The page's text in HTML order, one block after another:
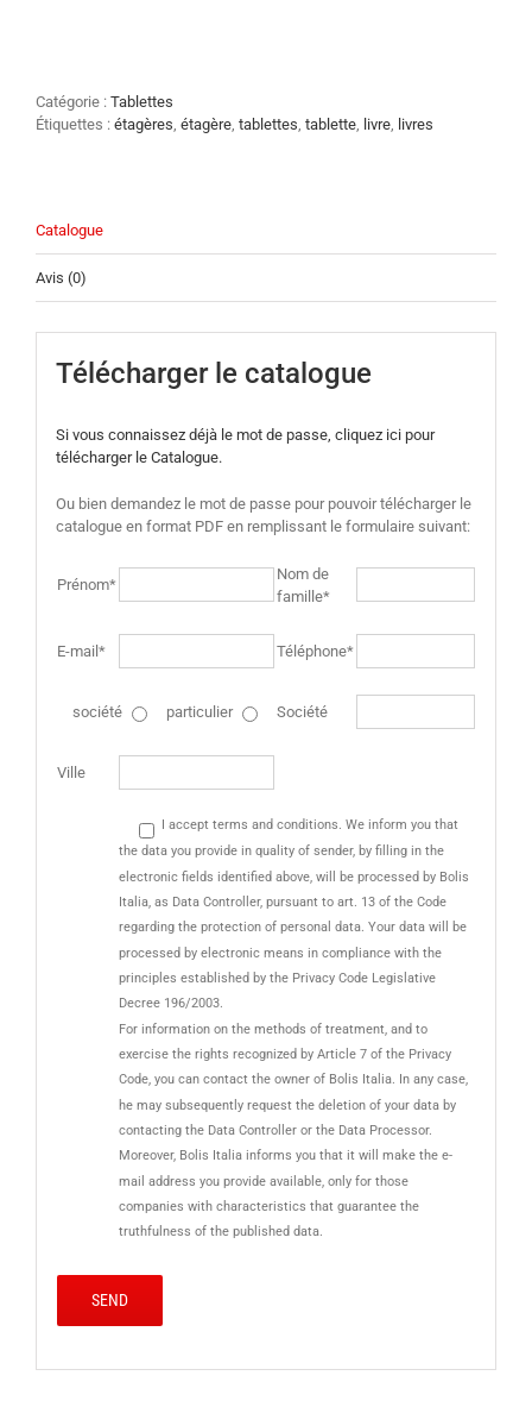
Catégorie : Tablettes
Étiquettes : étagères, étagère, tablettes, tablette, livre, livres
Catalogue
Avis (0)
Télécharger le catalogue
Si vous connaissez déjà le mot de passe, cliquez ici pour
télécharger le Catalogue.
Ou bien demandez le mot de passe pour pouvoir télécharger le
catalogue en format PDF en remplissant le formulaire suivant:
Prénom*
Nom de
famille*
E-mail* Téléphone*
société particulier Société
Ville
I accept terms and conditions. We inform you that
the data you provide in quality of sender, by filling in the
electronic fields identified above, will be processed by Bolis
Italia, as Data Controller, pursuant to art. 13 of the Code
regarding the protection of personal data. Your data will be
processed by electronic means in compliance with the
principles established by the Privacy Code Legislative
Decree 196/2003.
For information on the methods of treatment, and to
exercise the rights recognized by Article 7 of the Privacy
Code, you can contact the owner of Bolis Italia. In any case,
he may subsequently request the deletion of your data by
contacting the Data Controller or the Data Processor.
Moreover, Bolis Italia informs you that it will make the e-
mail address you provide available, only for those
companies with characteristics that guarantee the
truthfulness of the published data.